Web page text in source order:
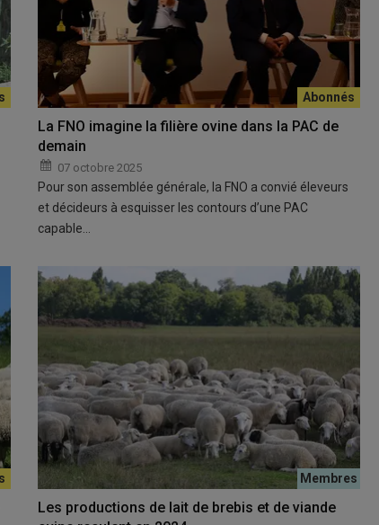
La FNO imagine la filière ovine dans la PAC de
demain
07 octobre 2025
Pour son assemblée générale, la FNO a convié éleveurs
et décideurs à esquisser les contours d’une PAC
capable…
Les productions de lait de brebis et de viande